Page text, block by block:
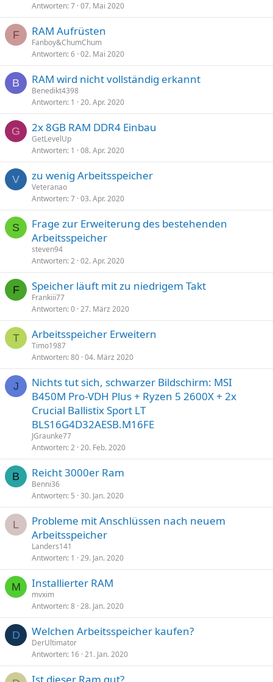
Antworten 7 07. Mai 2020
F RAM Aufrüsten
Fanboy&ChumChum
Antworten 6 02. Mai 2020
B RAM wird nicht vollständig erkannt
Benedikt4398
Antworten 1 20. Apr. 2020
G 2x 8GB RAM DDR4 Einbau
GetLevelUp
Antworten 1 08. Apr. 2020
V zu wenig Arbeitsspeicher
Veteranao
Antworten 7 03. Apr. 2020
S
Frage zur Erweiterung des bestehenden
Arbeitsspeicher
steven94
Antworten 2 02. Apr. 2020
F Speicher läuft mit zu niedrigem Takt
Frankiii77
Antworten 0 27. März 2020
T Arbeitsspeicher Erweitern
Timo1987
Antworten 80 04. März 2020
J
Nichts tut sich, schwarzer Bildschirm: MSI
B450M Pro-VDH Plus + Ryzen 5 2600X + 2x
Crucial Ballistix Sport LT
BLS16G4D32AESB.M16FE
JGraunke77
Antworten 2 20. Feb. 2020
B Reicht 3000er Ram
Benni36
Antworten 5 30. Jan. 2020
L
Probleme mit Anschlüssen nach neuem
Arbeitsspeicher
Landers141
Antworten 1 29. Jan. 2020
M Installierter RAM
mvxim
Antworten 8 28. Jan. 2020
D Welchen Arbeitsspeicher kaufen?
DerUltimator
Antworten 16 21. Jan. 2020